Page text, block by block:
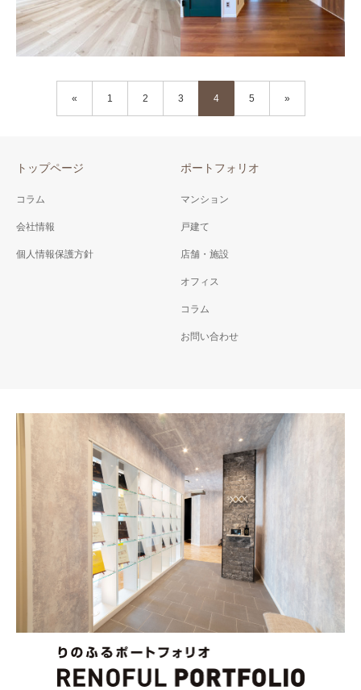
ン
遊び心のある大人部屋
洗練されたカントリーを実現
したお部屋
せたお部屋
屋
« 1 2 3 4 5 »
トップページ
コラム
会社情報
個人情報保護方針
ポートフォリオ
マンション
戸建て
店舗・施設
オフィス
コラム
お問い合わせ